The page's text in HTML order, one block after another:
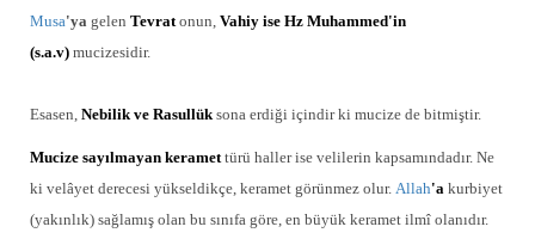
Musa'ya gelen Tevrat onun, Vahiy ise Hz Muhammed'in
(s.a.v) mucizesidir.
Esasen, Nebilik ve Rasullük sona erdiği içindir ki mucize de bitmiştir.
Mucize sayılmayan keramet türü haller ise velilerin kapsamındadır. Ne
ki velâyet derecesi yükseldikçe, keramet görünmez olur. Allah'a kurbiyet
(yakınlık) sağlamış olan bu sınıfa göre, en büyük keramet ilmî olanıdır.